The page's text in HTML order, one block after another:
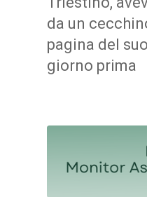
da un
pagina del
giorno prima